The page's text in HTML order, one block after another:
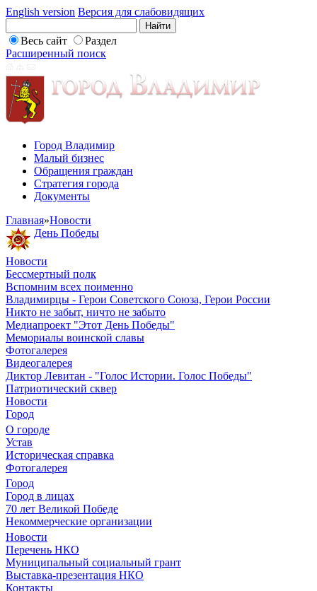
English version Версия для слабовидящих
Весь сайт
Раздел
Расширенный поиск
Город Владимир
Малый бизнес
Обращения граждан
Стратегия города
Документы
Главная»Новости
День Победы
Новости
Бессмертный полк
Вспомним всех поименно
Владимирцы - Герои Советского Союза, Герои России
Никто не забыт, ничто не забыто
Медиапроект "Этот День Победы"
Мемориалы воинской славы
Фотогалерея
Видеогалерея
Диктор Левитан - "Голос Истории. Голос Победы"
Патриотический сквер
Новости
Город
О городе
Устав
Историческая справка
Фотогалерея
Город
Город в лицах
70 лет Великой Победе
Некоммерческие организации
Новости
Перечень НКО
Муниципальный социальный грант
Выставка-презентация НКО
Контакты